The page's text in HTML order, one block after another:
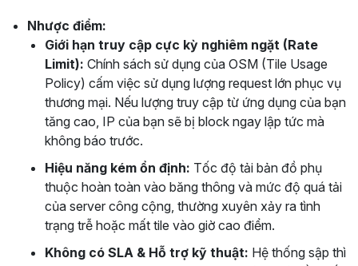
Nhược điểm:
Giới hạn truy cập cực kỳ nghiêm ngặt (Rate
Limit): Chính sách sử dụng của OSM (Tile Usage
Policy) cấm việc sử dụng lượng request lớn phục vụ
thương mại. Nếu lượng truy cập từ ứng dụng của bạn
tăng cao, IP của bạn sẽ bị block ngay lập tức mà
không báo trước.
Hiệu năng kém ổn định: Tốc độ tải bản đồ phụ
thuộc hoàn toàn vào băng thông và mức độ quá tải
của server công cộng, thường xuyên xảy ra tình
trạng trễ hoặc mất tile vào giờ cao điểm.
Không có SLA & Hỗ trợ kỹ thuật: Hệ thống sập thì